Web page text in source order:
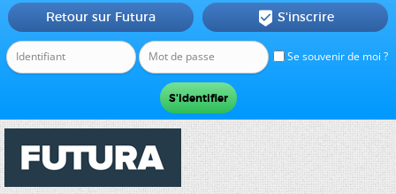
Se souvenir de moi ?
Retour sur Futura  S'inscrire